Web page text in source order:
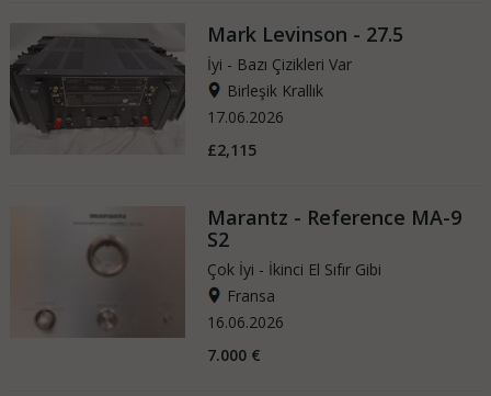
Mark Levinson - 27.5
İyi - Bazı Çizikleri Var
Birleşik Krallık
17.06.2026
£2,115
Marantz - Reference MA-9
S2
Çok İyi - İkinci El Sıfır Gibi
Fransa
16.06.2026
7.000 €